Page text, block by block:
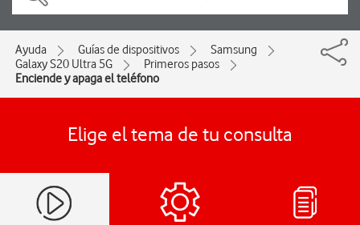
Ayuda Guías de dispositivos
Samsung
Galaxy S20 Ultra 5G
Primeros pasos
Enciende y apaga el teléfono
Elige el tema de tu consulta